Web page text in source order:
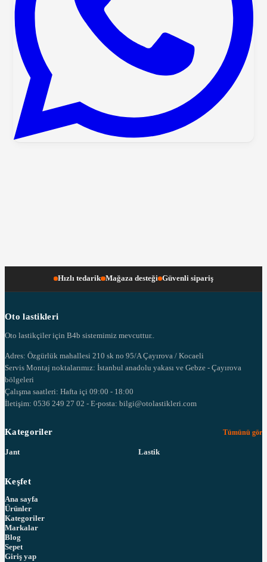
Hızlı tedarik Mağaza desteği Güvenli sipariş
Oto lastikleri
Oto lastikçiler için B4b sistemimiz mevcuttur..
Adres: Özgürlük mahallesi 210 sk no 95/A Çayırova / Kocaeli
Servis Montaj noktalarımız: İstanbul anadolu yakası ve Gebze - Çayırova
bölgeleri
Çalışma saatleri: Hafta içi 09:00 - 18:00
İletişim: 0536 249 27 02 - E-posta: bilgi@otolastikleri.com
Kategoriler Tümünü gör
Jant Lastik
Keşfet
Ana sayfa
Ürünler
Kategoriler
Markalar
Blog
Sepet
Giriş yap